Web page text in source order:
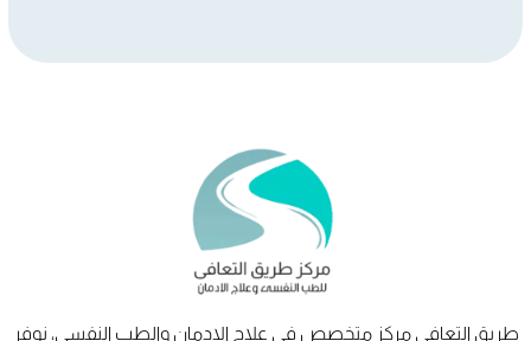
طريقالتعافي مركز متخصص في علاج الإدمان والطب النفسي، نوفر